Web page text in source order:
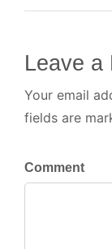
Leave a
Your email
fields are
Comment